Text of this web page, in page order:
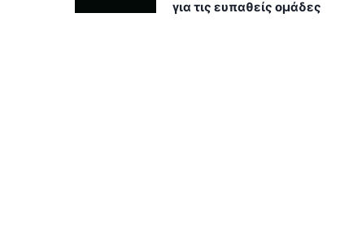
για τις ευπαθείς ομάδες